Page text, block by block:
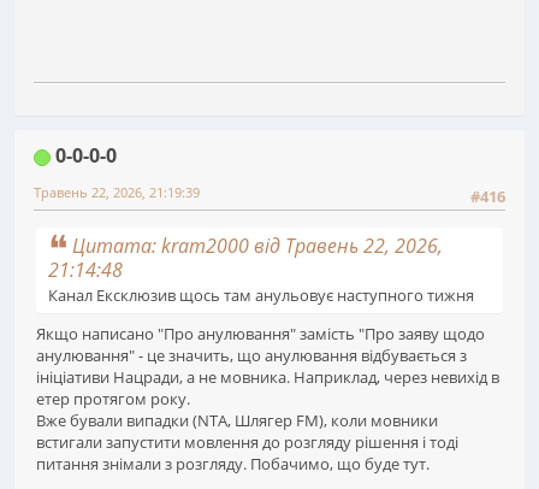
0-0-0-0
#416
Травень 22, 2026, 21:19:39
Цитата: kram2000 від Травень 22, 2026,
21:14:48
Канал Ексклюзив щось там анульовує наступного тижня
Якщо написано "Про анулювання" замість "Про заяву щодо
анулювання" - це значить, що анулювання відбувається з
ініціативи Нацради, а не мовника. Наприклад, через невихід в
етер протягом року.
Вже бували випадки (NTA, Шлягер FM), коли мовники
встигали запустити мовлення до розгляду рішення і тоді
питання знімали з розгляду. Побачимо, що буде тут.